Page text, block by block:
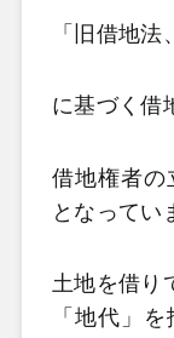
「旧借地法
に基づく借
借地権者の
となってい
土地を借り
「地代」